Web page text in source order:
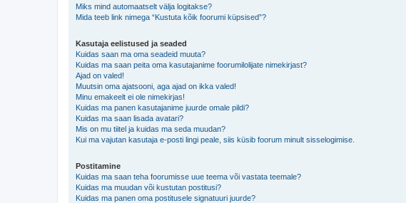
Miks mind automaatselt välja logitakse?
Mida teeb link nimega “Kustuta kõik foorumi küpsised”?
Kasutaja eelistused ja seaded
Kuidas saan ma oma seadeid muuta?
Kuidas ma saan peita oma kasutajanime foorumilolijate nimekirjast?
Ajad on valed!
Muutsin oma ajatsooni, aga ajad on ikka valed!
Minu emakeelt ei ole nimekirjas!
Kuidas ma panen kasutajanime juurde omale pildi?
Kuidas ma saan lisada avatari?
Mis on mu tiitel ja kuidas ma seda muudan?
Kui ma vajutan kasutaja e-posti lingi peale, siis küsib foorum minult sisselogimise.
Postitamine
Kuidas ma saan teha foorumisse uue teema või vastata teemale?
Kuidas ma muudan või kustutan postitusi?
Kuidas ma panen oma postitusele signatuuri juurde?